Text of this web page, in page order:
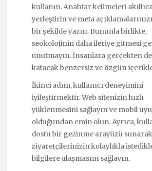
kullanın. Anahtar kelimeleri
yerleştirin ve meta
bir şekilde yazın. Bununla birlikte,
seokolojinin daha ileriye gitmesi
unutmayın. İnsanlara gerçekten
katacak benzersiz ve özgün
İkinci adım, kullanıcı deneyimini
iyileştirmektir. Web sitenizin hızlı
yüklenmesini sağlayın ve mobil
olduğundan emin olun. Ayrıca,
dostu bir gezinme arayüzü sunarak
ziyaretçilerinizin kolaylıkla
bilgilere ulaşmasını sağlayın.